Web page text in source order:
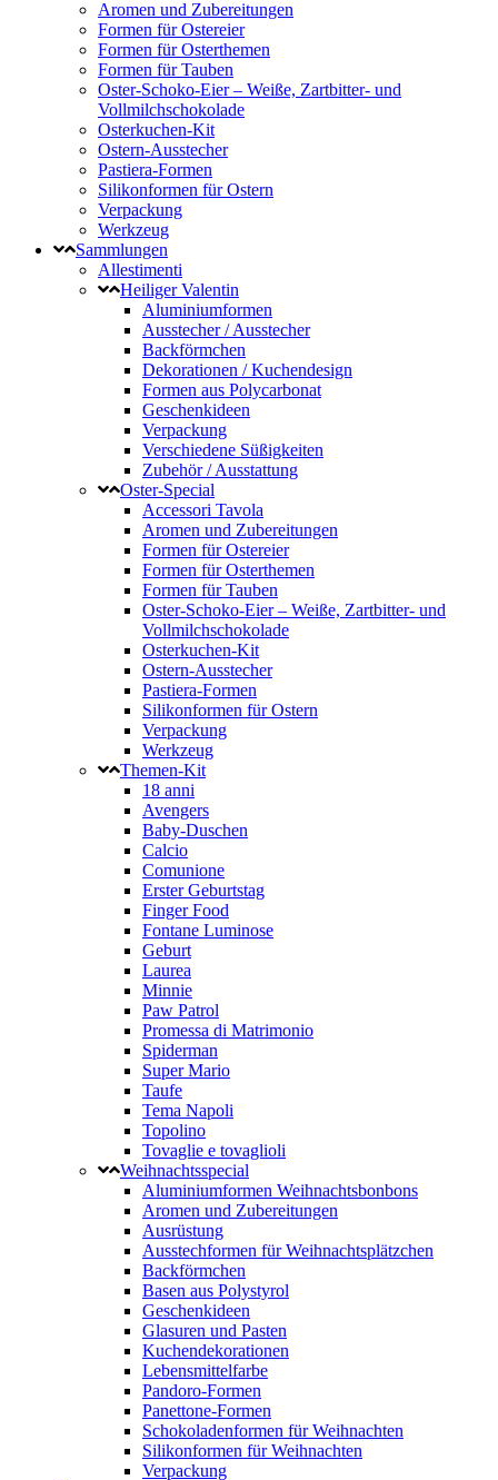
Aromen und Zubereitungen
Formen für Ostereier
Formen für Osterthemen
Formen für Tauben
Oster-Schoko-Eier – Weiße, Zartbitter- und
Vollmilchschokolade
Osterkuchen-Kit
Ostern-Ausstecher
Pastiera-Formen
Silikonformen für Ostern
Verpackung
Werkzeug
Sammlungen
Allestimenti
Heiliger Valentin
Aluminiumformen
Ausstecher / Ausstecher
Backförmchen
Dekorationen / Kuchendesign
Formen aus Polycarbonat
Geschenkideen
Verpackung
Verschiedene Süßigkeiten
Zubehör / Ausstattung
Oster-Special
Accessori Tavola
Aromen und Zubereitungen
Formen für Ostereier
Formen für Osterthemen
Formen für Tauben
Oster-Schoko-Eier – Weiße, Zartbitter- und
Vollmilchschokolade
Osterkuchen-Kit
Ostern-Ausstecher
Pastiera-Formen
Silikonformen für Ostern
Verpackung
Werkzeug
Themen-Kit
18 anni
Avengers
Baby-Duschen
Calcio
Comunione
Erster Geburtstag
Finger Food
Fontane Luminose
Geburt
Laurea
Minnie
Paw Patrol
Promessa di Matrimonio
Spiderman
Super Mario
Taufe
Tema Napoli
Topolino
Tovaglie e tovaglioli
Weihnachtsspecial
Aluminiumformen Weihnachtsbonbons
Aromen und Zubereitungen
Ausrüstung
Ausstechformen für Weihnachtsplätzchen
Backförmchen
Basen aus Polystyrol
Geschenkideen
Glasuren und Pasten
Kuchendekorationen
Lebensmittelfarbe
Pandoro-Formen
Panettone-Formen
Schokoladenformen für Weihnachten
Silikonformen für Weihnachten
Verpackung